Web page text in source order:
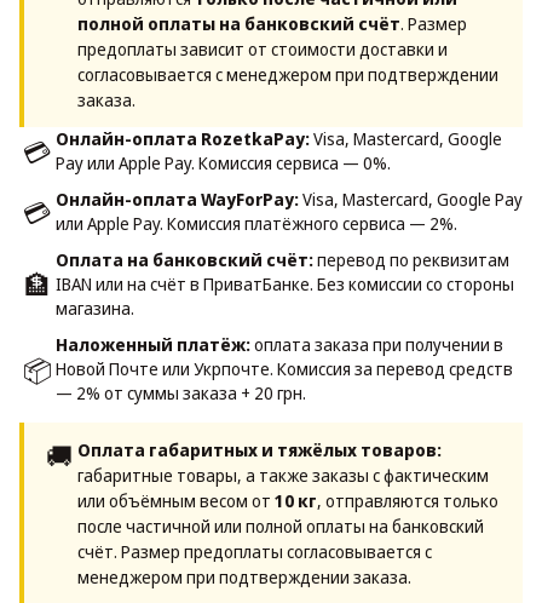
полной оплаты на банковский счёт. Размер
предоплаты зависит от стоимости доставки и
согласовывается с менеджером при подтверждении
заказа.
💳 Онлайн-оплата RozetkaPay:Visa, Mastercard, Google
Pay или Apple Pay. Комиссия сервиса — 0%.
💳 Онлайн-оплата WayForPay:Visa, Mastercard, Google Pay
или Apple Pay. Комиссия платёжного сервиса — 2%.
🏦
Оплата на банковский счёт:перевод по реквизитам
IBAN или на счёт в ПриватБанке. Без комиссии со стороны
магазина.
📦
Наложенный платёж:оплата заказа при получении в
Новой Почте или Укрпочте. Комиссия за перевод средств
— 2% от суммы заказа + 20 грн.
🚚 Оплата габаритных и тяжёлых товаров:
габаритные товары, а также заказы с фактическим
или объёмным весом от 10 кг, отправляются только
после частичной или полной оплаты на банковский
счёт. Размер предоплаты согласовывается с
менеджером при подтверждении заказа.